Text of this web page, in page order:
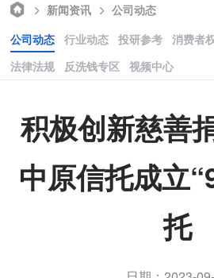
新闻资讯
公司动态
公司动态
行业动态 投研参考 消费者
法律法规
反洗钱专区 视频中心
积极创新慈善
中原信托成立
托